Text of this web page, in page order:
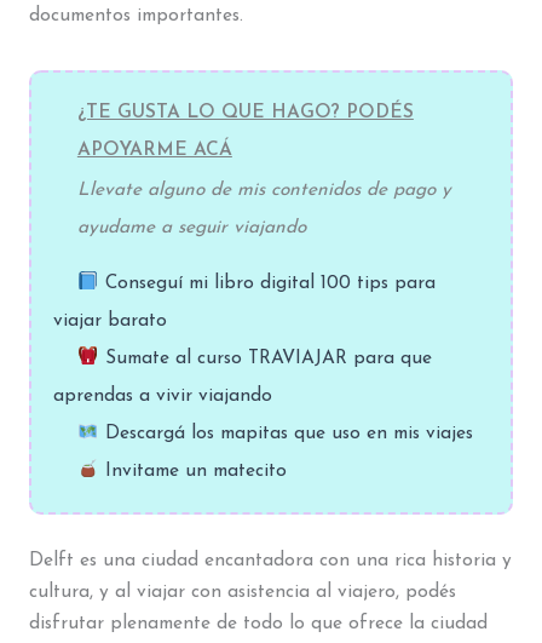
documentos importantes.
¿TE GUSTA LO QUE HAGO? PODÉS
APOYARME ACÁ
Llevate alguno de mis contenidos de pago y
ayudame a seguir viajando
Conseguí mi libro digital 100 tips para
viajar barato
Sumate al curso TRAVIAJAR para que
aprendas a vivir viajando
Descargá los mapitas que uso en mis viajes
Invitame un matecito
Delft es una ciudad encantadora con una rica historia y
cultura, y al viajar con asistencia al viajero, podés
disfrutar plenamente de todo lo que ofrece la ciudad